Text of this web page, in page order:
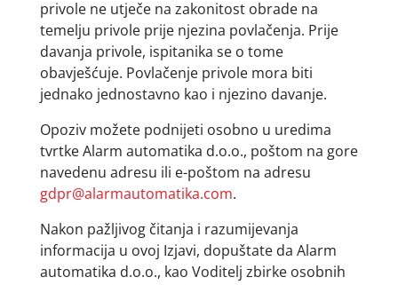
privole ne utječe na zakonitost obrade na
temelju privole prije njezina povlačenja. Prije
davanja privole, ispitanika se o tome
obavješćuje. Povlačenje privole mora biti
jednako jednostavno kao i njezino davanje.
Opoziv možete podnijeti osobno u uredima
tvrtke Alarm automatika d.o.o., poštom na gore
navedenu adresu ili e-poštom na adresu
gdpr@alarmautomatika.com.
Nakon pažljivog čitanja i razumijevanja
informacija u ovoj Izjavi, dopuštate da Alarm
automatika d.o.o., kao Voditelj zbirke osobnih